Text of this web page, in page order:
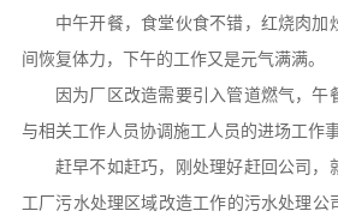
中午开餐，食堂伙食不错，红烧肉加
间恢复体力，下午的工作又是元气满满。
因为厂区改造需要引入管道燃气，午
与相关工作人员协调施工人员的进场工作事
赶早不如赶巧，刚处理好赶回公司，
工厂污水处理区域改造工作的污水处理公